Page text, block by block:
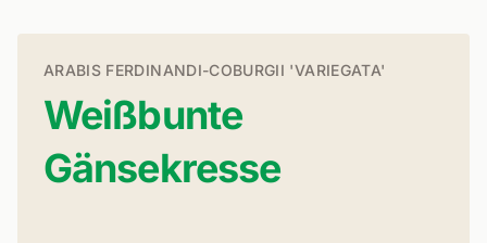
ARABIS FERDINANDI-COBURGII 'VARIEGATA'
Weißbunte
Gänsekresse